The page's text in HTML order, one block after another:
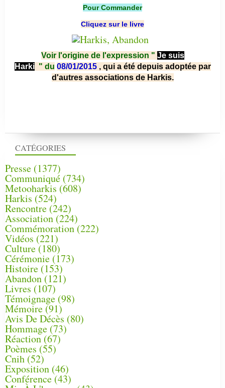
CATÉGORIES
Presse (1377)
Communiqué (734)
Metooharkis (608)
Harkis (524)
Rencontre (242)
Association (224)
Commémoration(222)
Vidéos (221)
Culture(180)
Cérémonie (173)
Histoire (153)
Abandon(121)
Livres (107)
Témoignage (98)
Mémoire (91)
Avis De Décès (80)
Hommage (73)
Réaction(67)
Poèmes (55)
Cnih (52)
Exposition (46)
Conférence(43)
Pour Commander
Cliquez sur le livre
Voir l'origine de l'expression " Je suis
Harki " du 08/01/2015 , qui a été depuis adoptée par
d'autres associations de Harkis.